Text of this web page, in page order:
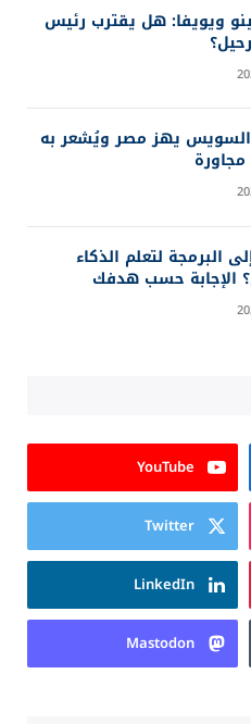
مع أمريكا في سباق
الذكاء الاصطناعي